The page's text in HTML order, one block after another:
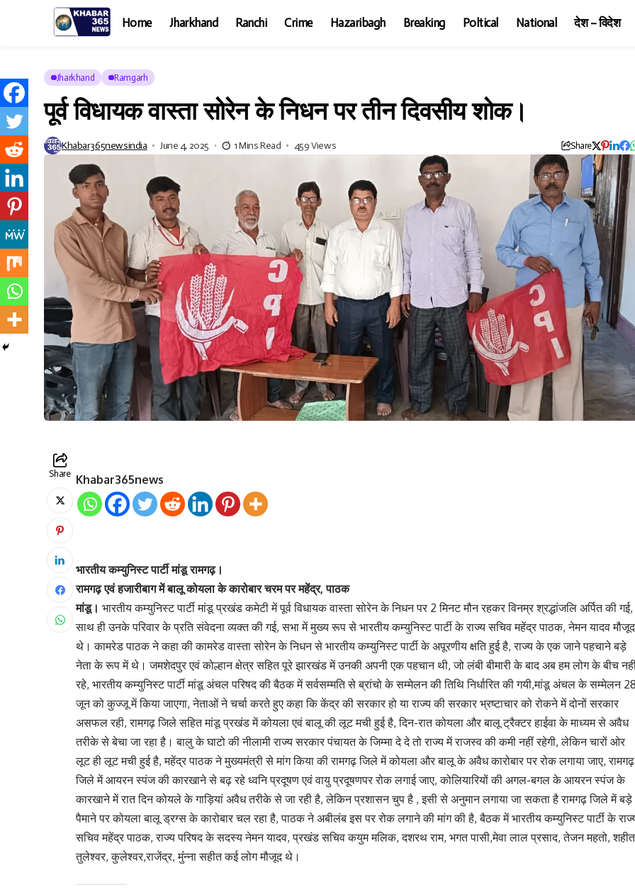
Home Jharkhand Ranchi Crime Hazaribagh Breaking Poltical National देश – विदेश
Jharkhand Ramgarh
पूर्व विधायक वास्ता सोरेन के निधन पर तीन दिवसीय शोक।
Khabar365newsindia June 4, 2025 1 Mins Read 459 Views Share
Share Khabar365news
भारतीय कम्युनिस्ट पार्टी मांडू रामगढ़।
रामगढ़ एवं हजारीबाग में बालू कोयला के कारोबार चरम पर महेंद्र, पाठक
मांडू। भारतीय कम्युनिस्ट पार्टी मांडू प्रखंड कमेटी में पूर्व विधायक वास्ता सोरेन के निधन पर 2 मिनट मौन रहकर विनम्र श्रद्धांजलि अर्पित की गई,
साथ ही उनके परिवार के प्रति संवेदना व्यक्त की गई, सभा में मुख्य रूप से भारतीय कम्युनिस्ट पार्टी के राज्य सचिव महेंद्र पाठक, नेमन यादव मौजूद
थे। कामरेड पाठक ने कहा की कामरेड वास्ता सोरेन के निधन से भारतीय कम्युनिस्ट पार्टी के अपूरणीय क्षति हुई है, राज्य के एक जाने पहचाने बड़े
नेता के रूप में थे। जमशेदपुर एवं कोल्हान क्षेत्र सहित पूरे झारखंड में उनकी अपनी एक पहचान थी, जो लंबी बीमारी के बाद अब हम लोग के बीच
रहे, भारतीय कम्युनिस्ट पार्टी मांडू अंचल परिषद की बैठक में सर्वसम्मति से ब्रांचो के सम्मेलन की तिथि निर्धारित की गयी,मांडू अंचल के सम्मेलन 28
जून को कुज्जू में किया जाएगा, नेताओं ने चर्चा करते हुए कहा कि केंद्र की सरकार हो या राज्य की सरकार भ्रष्टाचार को रोकने में दोनों सरकार
असफल रही, रामगढ़ जिले सहित मांडू प्रखंड में कोयला एवं बालू की लूट मची हुई है, दिन-रात कोयला और बालू ट्रैक्टर हाईवा के माध्यम से अवैध
तरीके से बेचा जा रहा है। बालु के घाटो की नीलामी राज्य सरकार पंचायत के जिम्मा दे दे तो राज्य में राजस्व की कमी नहीं रहेगी, लेकिन चारों ओर
लूट ही लूट मची हुई है, महेंद्र पाठक ने मुख्यमंत्री से मांग किया की रामगढ़ जिले में कोयला और बालू के अवैध कारोबार पर रोक लगाया जाए, रामगढ़
जिले में आयरन स्पंज की कारखाने से बढ़ रहे ध्वनि प्रदूषण एवं वायु प्रदूषणपर रोक लगाई जाए, कोलियारियों की अगल-बगल के आयरन स्पंज के
कारखाने में रात दिन कोयले के गाड़ियां अवैध तरीके से जा रही है, लेकिन प्रशासन चुप है , इसी से अनुमान लगाया जा सकता है रामगढ़ जिले में बड़े
पैमाने पर कोयला बालू ड्रग्स के कारोबार चल रहा है, पाठक ने अबीलंब इस पर रोक लगाने की मांग की है, बैठक में भारतीय कम्युनिस्ट पार्टी के
सचिव महेंद्र पाठक, राज्य परिषद के सदस्य नेमन यादव, प्रखंड सचिव कयुम मलिक, दशरथ राम, भगत पासी,मेवा लाल प्रसाद, तेजन महतो, शहीत
तुलेश्वर, कुलेश्वर,राजेंद्र, मुंंन्ना सहीत कई लोग मौजूद थे।